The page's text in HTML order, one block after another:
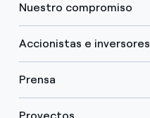
Nuestro compromiso
Accionistas e inversores
Prensa